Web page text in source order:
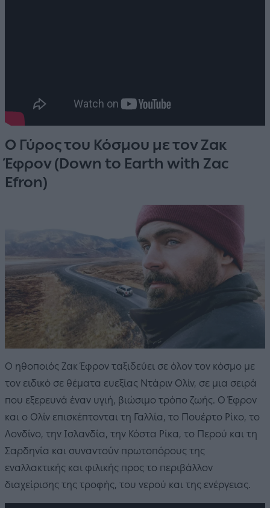
Ο Γύρος του Κόσμου με τον Ζακ
Έφρον (Down to Earth with Zac
Efron)
Ο ηθοποιός Ζακ Έφρον ταξιδεύει σε όλον τον κόσμο με
τον ειδικό σε θέματα ευεξίας Ντάριν Ολίν, σε μια σειρά
που εξερευνά έναν υγιή, βιώσιμο τρόπο ζωής. Ο Έφρον
και ο Ολίν επισκέπτονται τη Γαλλία, το Πουέρτο Ρίκο, το
Λονδίνο, την Ισλανδία, την Κόστα Ρίκα, το Περού και τη
Σαρδηνία και συναντούν πρωτοπόρους της
εναλλακτικής και φιλικής προς το περιβάλλον
διαχείρισης της τροφής, του νερού και της ενέργειας.